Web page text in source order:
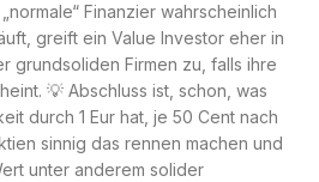
Finanzier wahrscheinlich
greift ein Value Investor eher in
grundsoliden Firmen zu, falls ihre
💡 Abschluss ist, schon, was
durch 1 Eur hat, je 50 Cent nach
sinnig das rennen machen und
unter anderem solider